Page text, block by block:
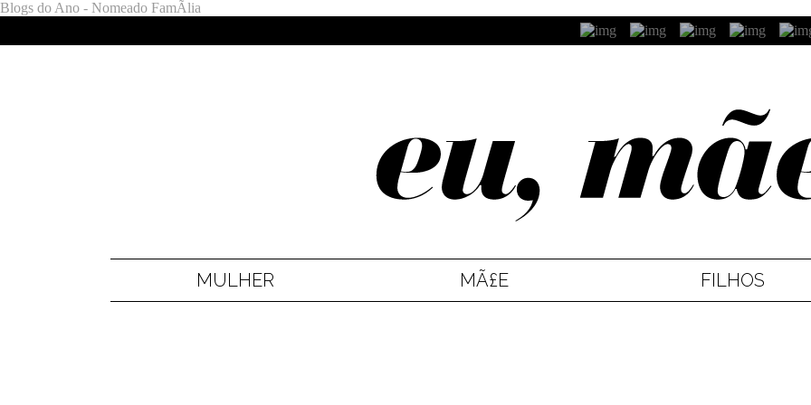
Blogs do Ano - Nomeado FamÃ­lia
MULHER MÃ£E FILHOS